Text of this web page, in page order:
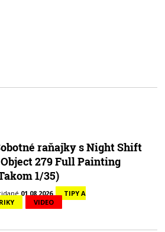
raňajky s Night Shift
279 Full Painting
1/35)
01.08.2026
TIPY A
VIDEO